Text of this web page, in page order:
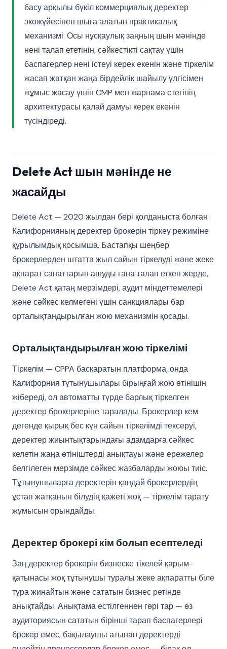
басу арқылы бүкіл коммерциялық деректер
экожүйесінен шыға алатын практикалық
механизмі. Осы нұсқаулық заңның шын мәнінде
нені талап ететінін, сәйкестікті сақтау үшін
баспагерлер нені істеуі керек екенін және тіркелім
жасап жатқан жаңа бірдейлік шайылу үлгісімен
жұмыс жасау үшін CMP мен жарнама стегінің
архитектурасы қалай дамуы керек екенін
түсіндіреді.
Delete Act шын мәнінде не
жасайды
Delete Act — 2020 жылдан бері қолданыста болған
Калифорнияның деректер брокерін тіркеу режиміне
құрылымдық қосымша. Бастапқы шеңбер
брокерлерден штатта жыл сайын тіркелуді және жеке
ақпарат санаттарын ашуды ғана талап еткен жерде,
Delete Act қатаң мерзімдері, аудит міндеттемелері
және сәйкес келмегені үшін санкциялары бар
орталықтандырылған жою механизмін қосады.
Орталықтандырылған жою тіркелімі
Тіркелім — CPPA басқаратын платформа, онда
Калифорния тұтынушылары бірыңғай жою өтінішін
жібереді, ол автоматты түрде барлық тіркелген
деректер брокерлеріне таралады. Брокерлер кем
дегенде қырық бес күн сайын тіркелімді тексеруі,
деректер жиынтықтарындағы адамдарға сәйкес
келетін жаңа өтініштерді анықтауы және ережелер
белгілеген мерзімде сәйкес жазбаларды жоюы тиіс.
Тұтынушыларға деректерін қандай брокерлердің
ұстап жатқанын білудің қажеті жоқ — тіркелім тарату
жұмысын орындайды.
Деректер брокері кім болып есептеледі
Заң деректер брокерін бизнеске тікелей қарым-
қатынасы жоқ тұтынушы туралы жеке ақпаратты біле
тұра жинайтын және сататын бизнес ретінде
анықтайды. Анықтама естілгеннен гөрі тар — өз
аудиториясын сататын бірінші тарап баспагерлері
брокер емес, бақылаушы атынан деректерді